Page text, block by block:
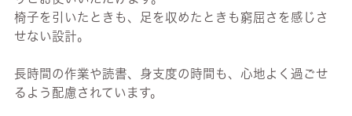
椅子を引いたときも、足を収めたときも窮屈さを感じさ
せない設計。
長時間の作業や読書、身支度の時間も、心地よく過ごせ
るよう配慮されています。